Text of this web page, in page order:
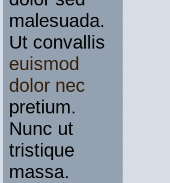
malesuada.
Ut convallis
euismod
dolor nec
pretium.
Nunc ut
tristique
massa.